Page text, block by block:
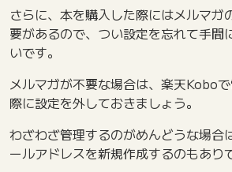
さらに、本を購入した際にはメルマガ
要があるので、つい設定を忘れて手間
いです。
メルマガが不要な場合は、楽天Kobo
際に設定を外しておきましょう。
わざわざ管理するのがめんどうな場合
ールアドレスを新規作成するのもあり